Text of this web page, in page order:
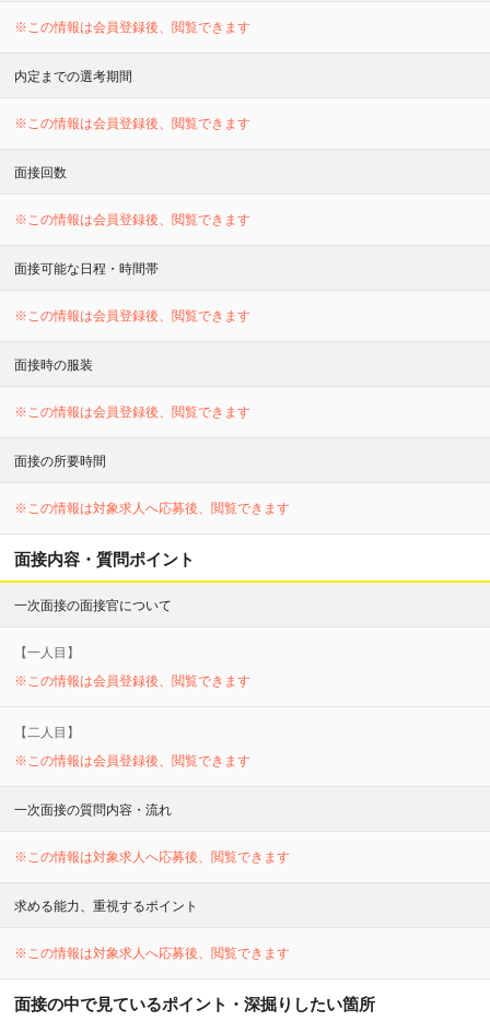
※この情報は会員登録後、閲覧できます
内定までの選考期間
※この情報は会員登録後、閲覧できます
面接回数
※この情報は会員登録後、閲覧できます
面接可能な日程・時間帯
※この情報は会員登録後、閲覧できます
面接時の服装
※この情報は会員登録後、閲覧できます
面接の所要時間
※この情報は対象求人へ応募後、閲覧できます
面接内容・質問ポイント
一次面接の面接官について
【一人目】
※この情報は会員登録後、閲覧できます
【二人目】
※この情報は会員登録後、閲覧できます
一次面接の質問内容・流れ
※この情報は対象求人へ応募後、閲覧できます
求める能力、重視するポイント
※この情報は対象求人へ応募後、閲覧できます
面接の中で見ているポイント・深掘りしたい箇所